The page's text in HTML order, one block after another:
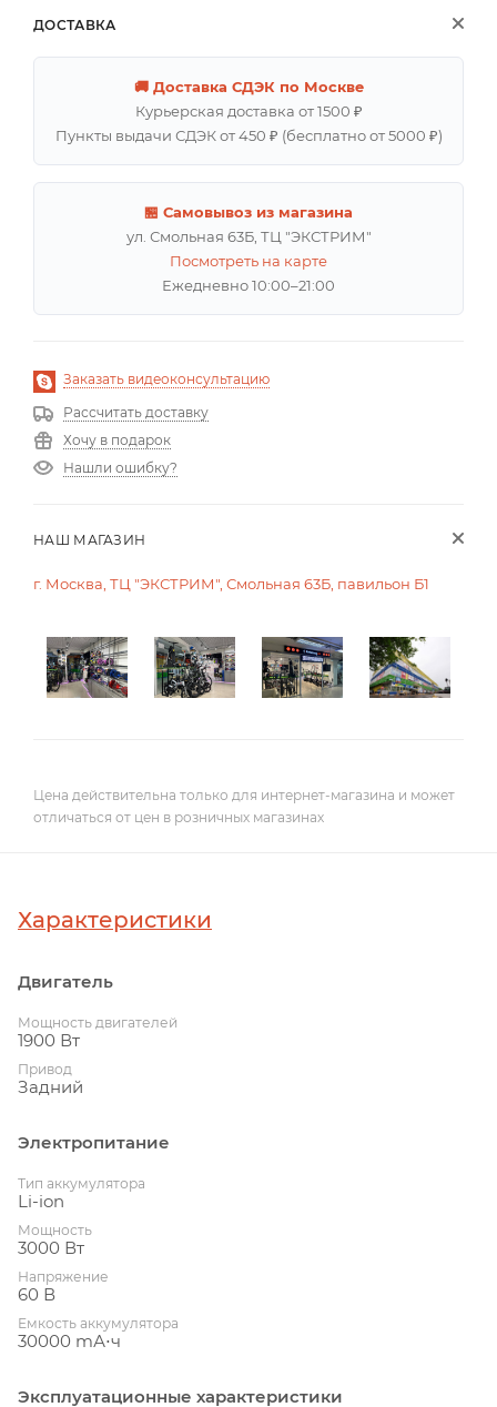
ДОСТАВКА
🚚 Доставка СДЭК по Москве
Курьерская доставка от 1500 ₽
Пункты выдачи СДЭК от 450 ₽ (бесплатно от 5000 ₽)
🏪 Самовывоз из магазина
ул. Смольная 63Б, ТЦ "ЭКСТРИМ"
Посмотреть на карте
Ежедневно 10:00–21:00
Заказать видеоконсультацию
Рассчитать доставку
Хочу в подарок
Нашли ошибку?
НАШ МАГАЗИН
г. Москва, ТЦ "ЭКСТРИМ", Смольная 63Б, павильон Б1
Цена действительна только для интернет-магазина и может
отличаться от цен в розничных магазинах
Характеристики
Двигатель
Мощность двигателей
1900 Вт
Привод
Задний
Электропитание
Тип аккумулятора
Li-ion
Мощность
3000 Вт
Напряжение
60 В
Емкость аккумулятора
30000 mА⋅ч
Эксплуатационные характеристики